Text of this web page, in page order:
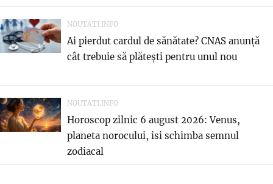
NOUTATI.INFO
Ai pierdut cardul de sănătate? CNAS anunță
cât trebuie să plătești pentru unul nou
NOUTATI.INFO
Horoscop zilnic 6 august 2026: Venus,
planeta norocului, isi schimba semnul
zodiacal